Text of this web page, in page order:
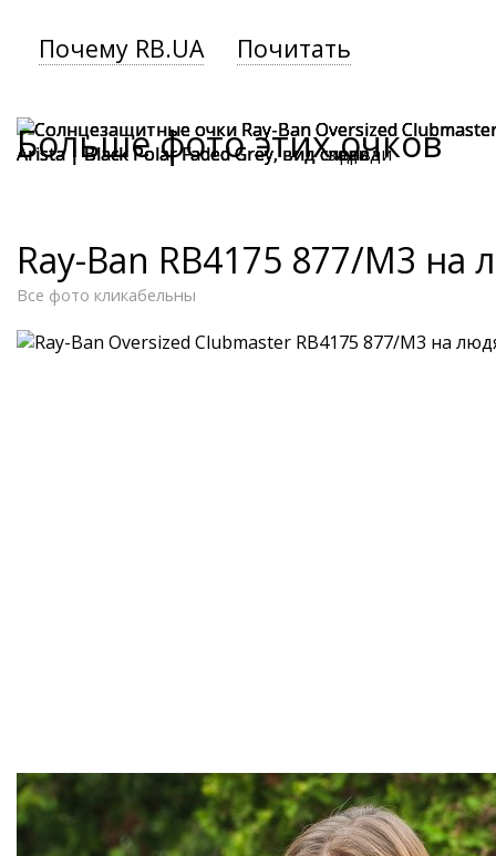
Почему RB.UA Почитать
Больше фото этих очков
Ray-Ban RB4175 877/M3 на
Все фото кликабельны